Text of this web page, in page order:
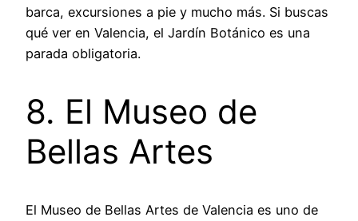
barca, excursiones a pie y mucho más. Si buscas
qué ver en Valencia, el Jardín Botánico es una
parada obligatoria.
8. El Museo de
Bellas Artes
El Museo de Bellas Artes de Valencia es uno de